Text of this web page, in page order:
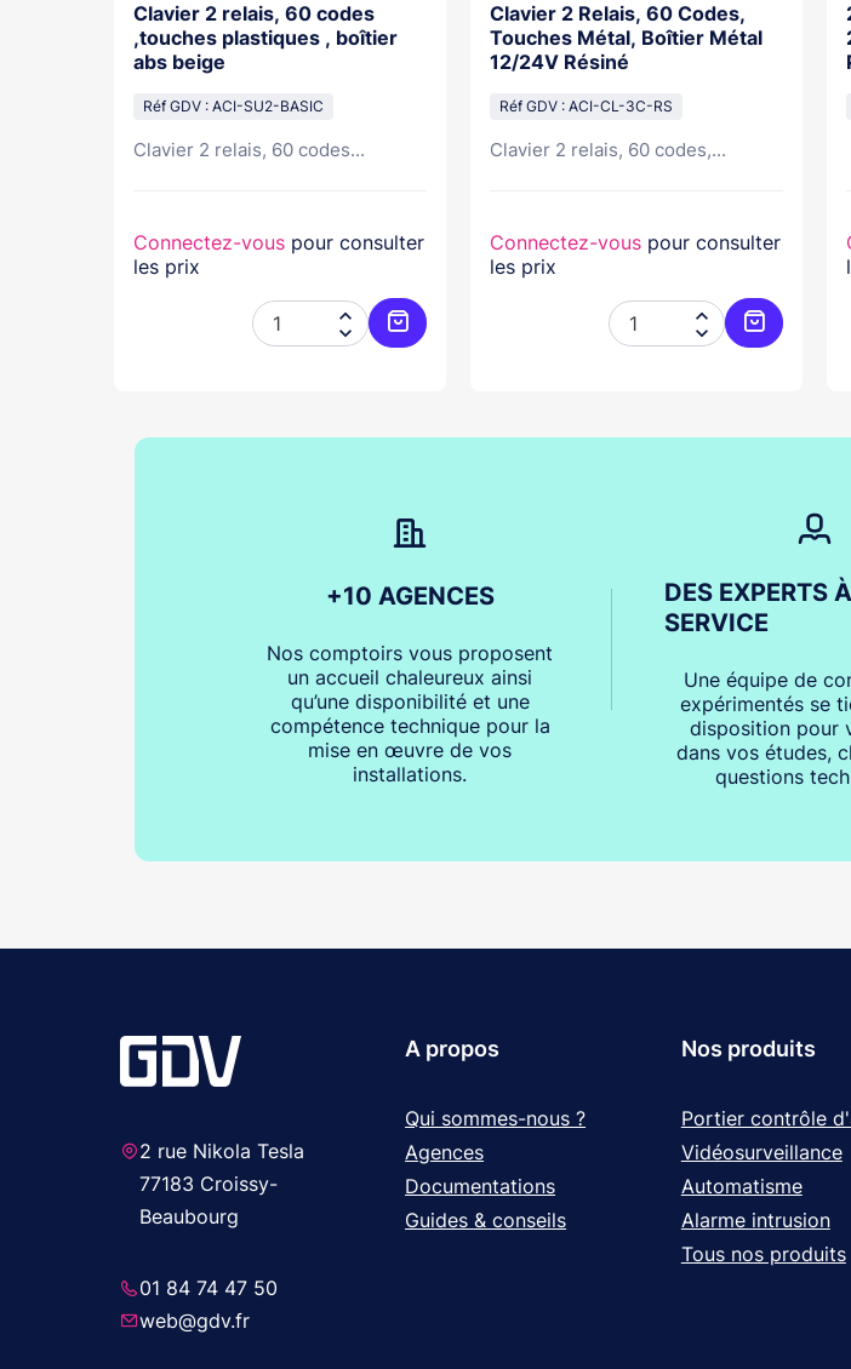
Clavier 2 relais, 60 codes
,touches plastiques , boîtier
abs beige
Réf GDV : ACI-SU2-BASIC
Clavier 2 relais, 60 codes...
Connectez-vous pour consulter
les prix


Ajouter au panier
Clavier 2 Relais, 60 Codes,
Touches Métal, Boîtier Métal
12/24V Résiné
Réf GDV : ACI-CL-3C-RS
Clavier 2 relais, 60 codes,...
Connectez-vous pour consulter
les prix


Ajouter au
+10 AGENCES
Nos comptoirs vous proposent
un accueil chaleureux ainsi
qu’une disponibilité et une
compétence technique pour la
mise en œuvre de vos
installations.
DES EXPERTS
SERVICE
Une équipe de
expérimentés se
disposition pour
dans vos études,
questions
2 rue Nikola Tesla
77183 Croissy-
Beaubourg
01 84 74 47 50
web@gdv.fr
A propos
Qui sommes-nous ?
Agences
Documentations
Guides & conseils
Nos produits
Portier contrôle
Vidéosurveillance
Automatisme
Alarme intrusion
Tous nos produits